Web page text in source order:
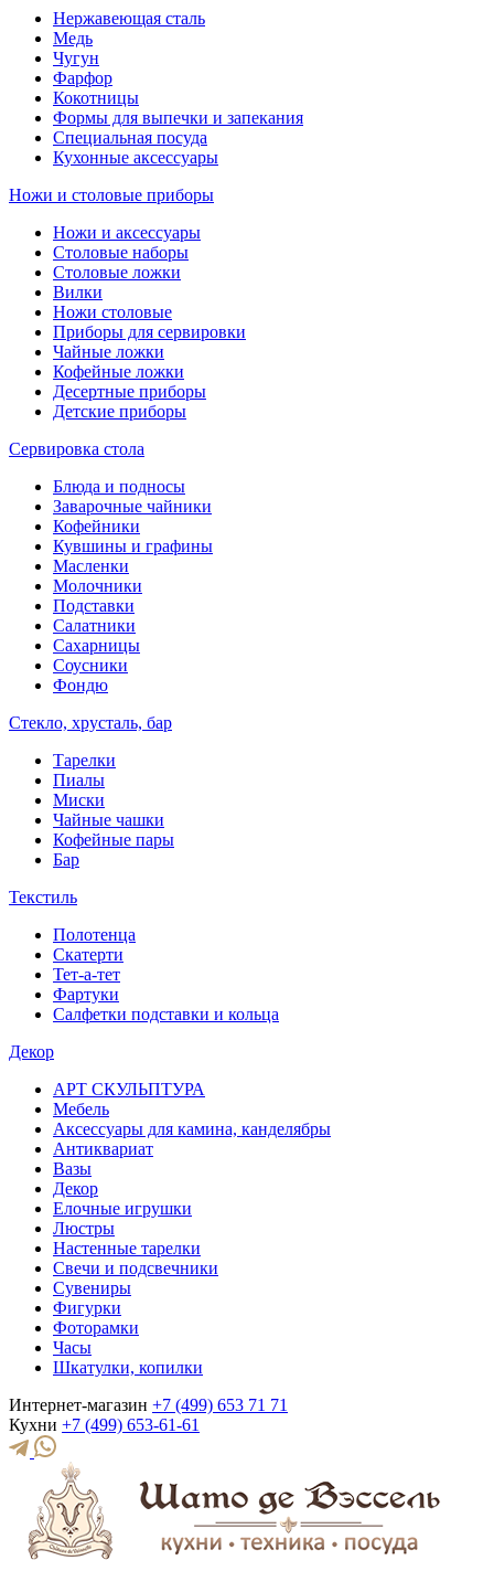
Нержавеющая сталь
Медь
Чугун
Фарфор
Кокотницы
Формы для выпечки и запекания
Специальная посуда
Кухонные аксессуары
Ножи и столовые приборы
Ножи и аксессуары
Столовые наборы
Столовые ложки
Вилки
Ножи столовые
Приборы для сервировки
Чайные ложки
Кофейные ложки
Десертные приборы
Детские приборы
Сервировка стола
Блюда и подносы
Заварочные чайники
Кофейники
Кувшины и графины
Масленки
Молочники
Подставки
Салатники
Сахарницы
Соусники
Фондю
Стекло, хрусталь, бар
Тарелки
Пиалы
Миски
Чайные чашки
Кофейные пары
Бар
Текстиль
Полотенца
Скатерти
Тет-а-тет
Фартуки
Салфетки подставки и кольца
Декор
АРТ СКУЛЬПТУРА
Мебель
Аксессуары для камина, канделябры
Антиквариат
Вазы
Декор
Елочные игрушки
Люстры
Настенные тарелки
Свечи и подсвечники
Сувениры
Фигурки
Фоторамки
Часы
Шкатулки, копилки
Интернет-магазин +7 (499) 653 71 71
Кухни +7 (499) 653-61-61